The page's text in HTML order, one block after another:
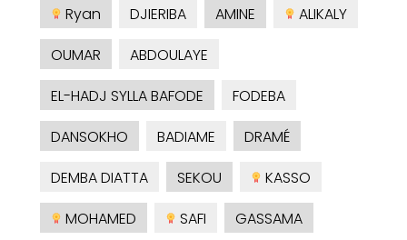
Ryan
DJIERIBA AMINE
ALIKALY
OUMAR
ABDOULAYE
EL-HADJ SYLLA BAFODE
FODEBA
DANSOKHO
BADIAME
DRAMÉ
DEMBA DIATTA
SEKOU
KASSO
MOHAMED
SAFI
GASSAMA